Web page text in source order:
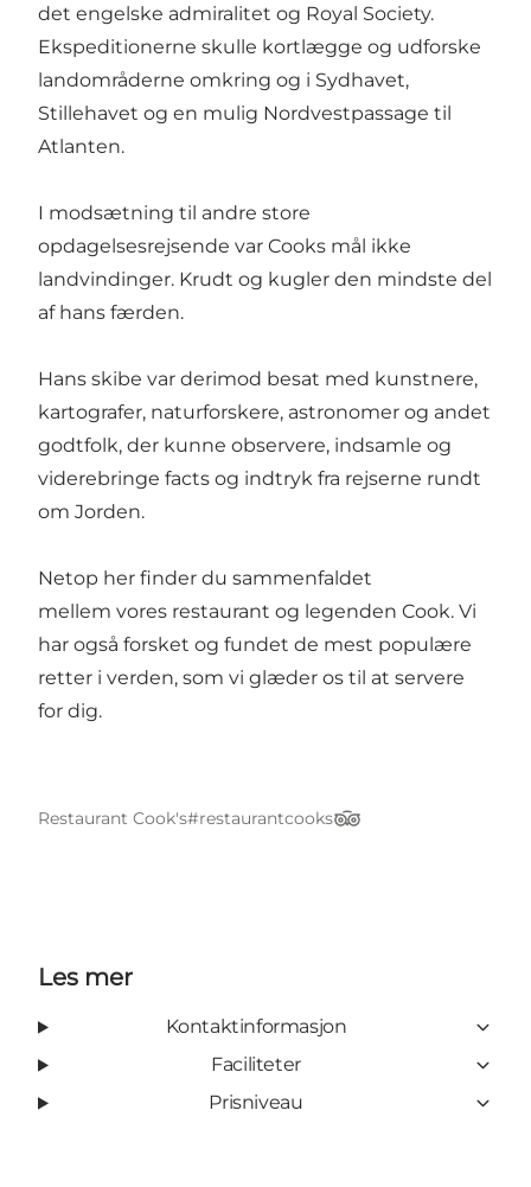
det engelske admiralitet og Royal Society.
Ekspeditionerne skulle kortlægge og udforske
landområderne omkring og i Sydhavet,
Stillehavet og en mulig Nordvestpassage til
Atlanten.
I modsætning til andre store
opdagelsesrejsende var Cooks mål ikke
landvindinger. Krudt og kugler den mindste del
af hans færden.
Hans skibe var derimod besat med kunstnere,
kartografer, naturforskere, astronomer og andet
godtfolk, der kunne observere, indsamle og
viderebringe facts og indtryk fra rejserne rundt
om Jorden.
Netop her finder du sammenfaldet
mellem vores restaurant og legenden Cook. Vi
har også forsket og fundet de mest populære
retter i verden, som vi glæder os til at servere
for dig.
Restaurant Cook's#restaurantcooks
TripAdvisor
Les mer
Kontaktinformasjon
Faciliteter
Prisniveau